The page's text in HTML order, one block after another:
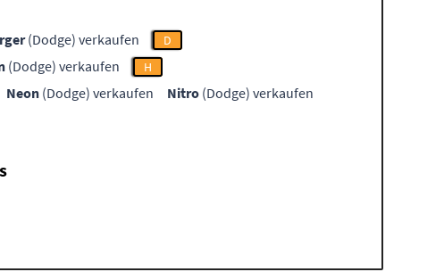
(Dodge) verkaufen D
(Dodge) verkaufen H
Neon (Dodge) verkaufen Nitro (Dodge) verkaufen